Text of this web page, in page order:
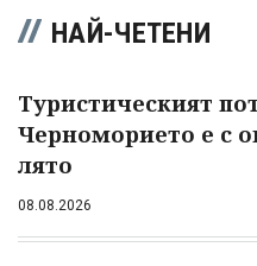
НАЙ-ЧЕТЕНИ
Туристическият
Черноморието е с
лято
08.08.2026